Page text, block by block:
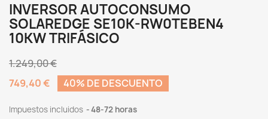
INVERSOR AUTOCONSUMO
SOLAREDGE SE10K-RW0TEBEN4
10KW TRIFÁSICO
1.249,00 €
749,40 €
40% DE DESCUENTO
Impuestos incluidos 48-72 horas